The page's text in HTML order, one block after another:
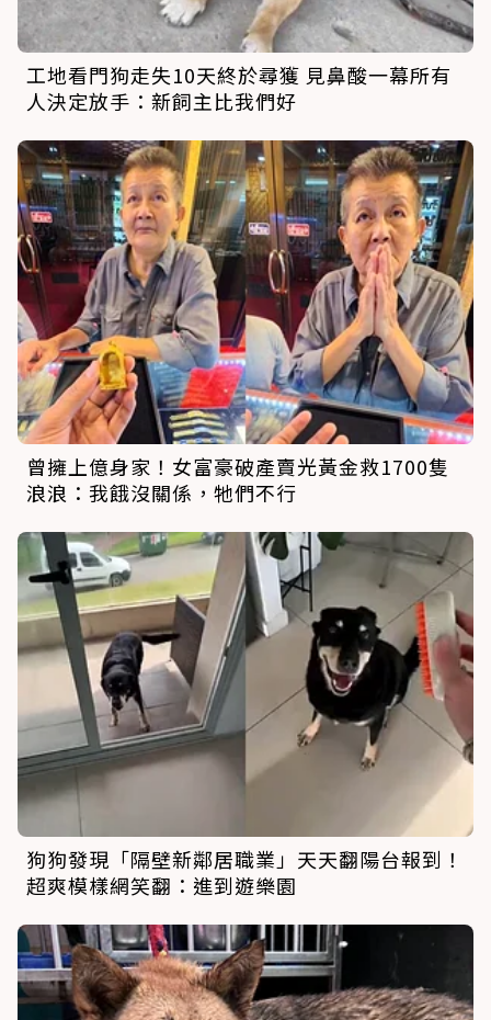
工地看門狗走失10天終於尋獲 見鼻酸一幕所有
人決定放手：新飼主比我們好
曾擁上億身家！女富豪破產賣光黃金救1700隻
浪浪：我餓沒關係，牠們不行
狗狗發現「隔壁新鄰居職業」天天翻陽台報到！
超爽模樣網笑翻：進到遊樂園